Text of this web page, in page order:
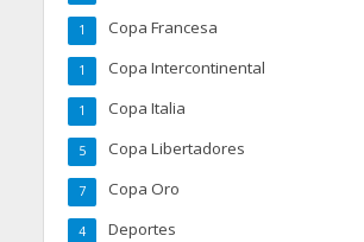
Copa Francesa
1
Copa Intercontinental
1
Copa Italia
1
Copa Libertadores
5
Copa Oro
7
Deportes
4